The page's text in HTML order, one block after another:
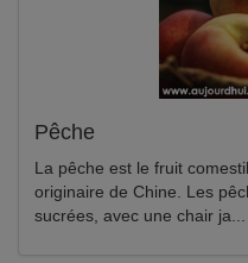
Pêche
La pêche est le fruit
originaire de Chine. Les
sucrées, avec une chair ja...